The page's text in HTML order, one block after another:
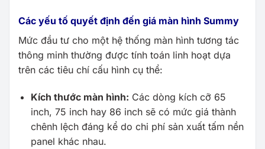
Các yếu tố quyết định đến giá màn hình Summy
Mức đầu tư cho một hệ thống màn hình tương tác
thông minh thường được tính toán linh hoạt dựa
trên các tiêu chí cấu hình cụ thể:
Kích thước màn hình: Các dòng kích cỡ 65
inch, 75 inch hay 86 inch sẽ có mức giá thành
chênh lệch đáng kể do chi phí sản xuất tấm nền
panel khác nhau.